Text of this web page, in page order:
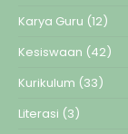
Karya Guru (12)
Kesiswaan (42)
Kurikulum (33)
Literasi (3)